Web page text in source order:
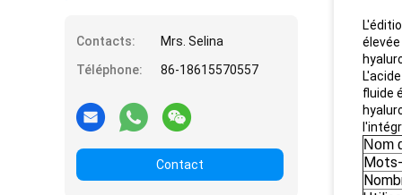
Contacts:
Mrs. Selina
Téléphone:
86-18615570557
Contact
fluide
Nom